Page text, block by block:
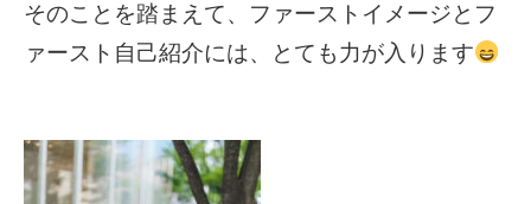
そのことを踏まえて、ファーストイメージとフ
ァースト自己紹介には、とても力が入ります